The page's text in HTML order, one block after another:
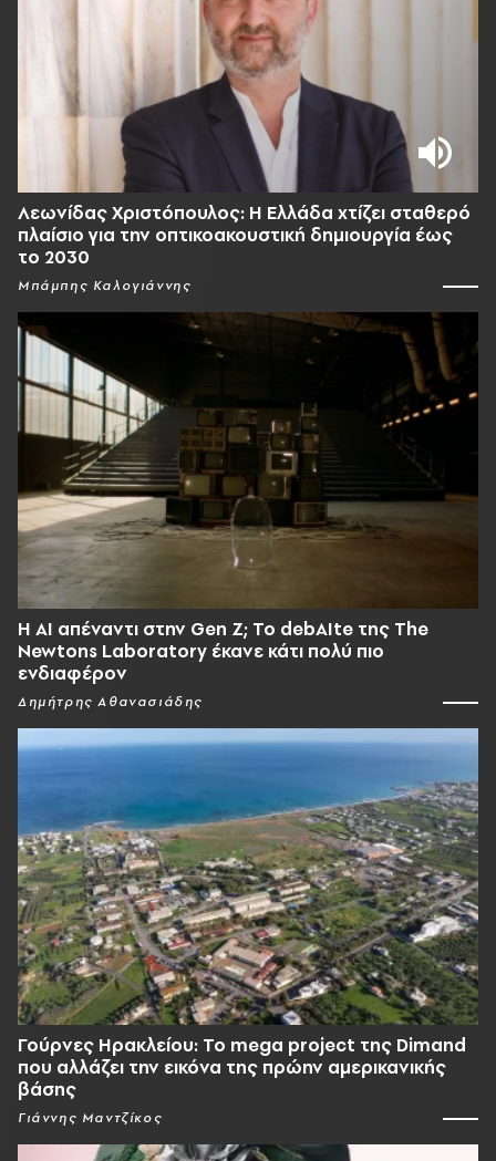
Λεωνίδας Χριστόπουλος: Η Ελλάδα χτίζει σταθερό
πλαίσιο για την οπτικοακουστική δημιουργία έως
το 2030
Μπάμπης Καλογιάννης
Η AI απέναντι στην Gen Z; Το debAIte της The
Newtons Laboratory έκανε κάτι πολύ πιο
ενδιαφέρον
Δημήτρης Αθανασιάδης
Γούρνες Ηρακλείου: To mega project της Dimand
που αλλάζει την εικόνα της πρώην αμερικανικής
βάσης
Γιάννης Μαντζίκος